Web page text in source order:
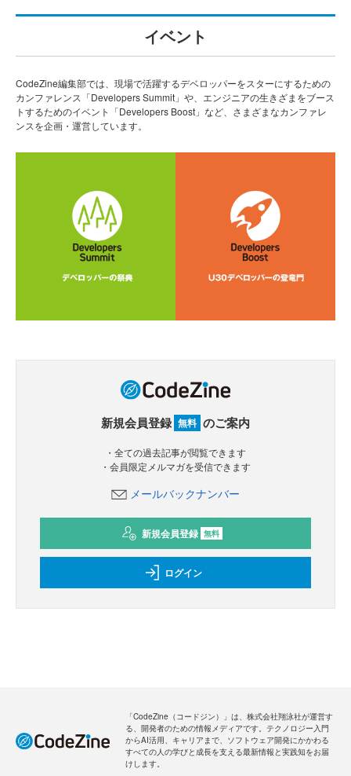
イベント
CodeZine編集部では、現場で活躍するデベロッパーをスターにするための
カンファレンス「Developers Summit」や、エンジニアの生きざまをブース
トするためのイベント「Developers Boost」など、さまざまなカンファレ
ンスを企画・運営しています。
新規会員登録 無料 のご案内
・全ての過去記事が閲覧できます
・会員限定メルマガを受信できます
メールバックナンバー
新規会員登録 無料
ログイン
「CodeZine（コードジン）」は、株式会社翔泳社が運営す
る、開発者のための情報メディアです。テクノロジー入門
からAI活用、キャリアまで、ソフトウェア開発にかかわる
すべての人の学びと成長を支える最新情報と実践知をお届
けします。